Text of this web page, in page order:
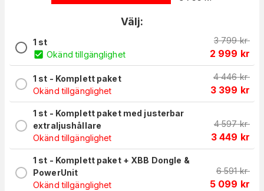
Välj:
1 st
Okänd tillgänglighet
3 799 kr
2 999 kr
1 st - Komplett paket
Okänd tillgänglighet
4 446 kr
3 399 kr
1 st - Komplett paket med justerbar
extraljushållare
Okänd tillgänglighet
4 597 kr
3 449 kr
1 st - Komplett paket + XBB Dongle &
PowerUnit
Okänd tillgänglighet
6 591 kr
5 099 kr